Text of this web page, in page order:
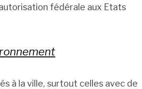
fédérale aux Etats
à la ville, surtout celles avec de